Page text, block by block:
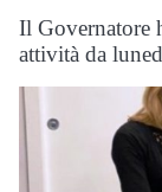
Il Governatore
attività da